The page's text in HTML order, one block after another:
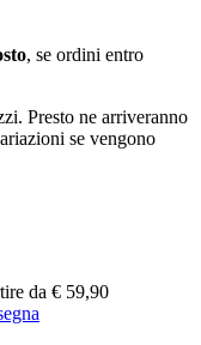
, se ordini entro
Presto ne arriveranno
se vengono
da € 59,90